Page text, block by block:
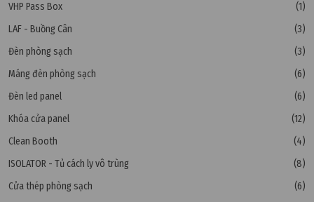
VHP Pass Box
(1)
LAF - Buồng Cân
(3)
Đèn phòng sạch
(3)
Máng đèn phòng sạch
(6)
Đèn led panel
(6)
Khóa cửa panel
(12)
Clean Booth
(4)
ISOLATOR - Tủ cách ly vô trùng
(8)
Cửa thép phòng sạch
(6)